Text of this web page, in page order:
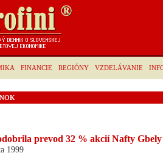
FINANCIE REGIÓNY VZDELÁVANIE
prevod 32 % akcií Nafty
1999